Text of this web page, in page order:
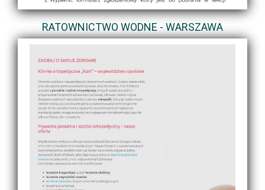
RATOWNICTWO WODNE - WARSZAWA